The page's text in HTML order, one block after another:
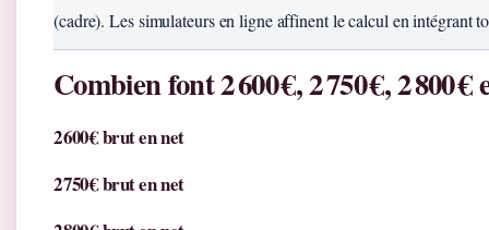
(cadre). Les simulateurs en ligne affinent le calcul en intégrant
Combien font 2 600 €, 2 750 €, 2 800
2 600 € brut en net
2 750 € brut en net